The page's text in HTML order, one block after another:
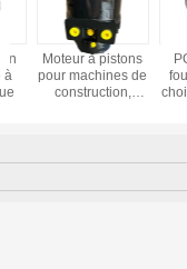
à
Moteur à pistons
pour machines de
construction,
nominale 40 MPa,
hydraulique